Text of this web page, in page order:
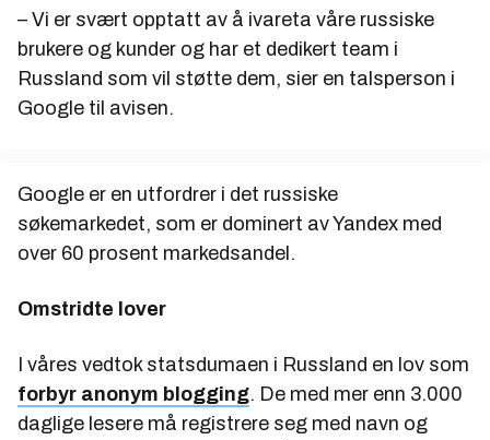
– Vi er svært opptatt av å ivareta våre russiske
brukere og kunder og har et dedikert team i
Russland som vil støtte dem, sier en talsperson i
Google til avisen.
Google er en utfordrer i det russiske
søkemarkedet, som er dominert av Yandex med
over 60 prosent markedsandel.
Omstridte lover
I våres vedtok statsdumaen i Russland en lov som
forbyr anonym blogging. De med mer enn 3.000
daglige lesere må registrere seg med navn og